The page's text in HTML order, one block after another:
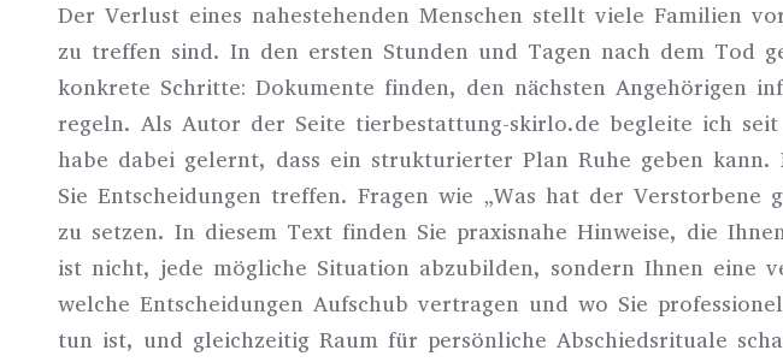
Der Verlust eines nahestehenden Menschen stellt viele Familien
zu treffen sind. In den ersten Stunden und Tagen nach dem Tod
konkrete Schritte: Dokumente finden, den nächsten Angehörigen
regeln. Als Autor der Seite tierbestattung-skirlo.de begleite ich
habe dabei gelernt, dass ein strukturierter Plan Ruhe geben
Sie Entscheidungen treffen. Fragen wie „Was hat der
zu setzen. In diesem Text finden Sie praxisnahe Hinweise, die
ist nicht, jede mögliche Situation abzubilden, sondern Ihnen eine
welche Entscheidungen Aufschub vertragen und wo Sie
tun ist, und gleichzeitig Raum für persönliche Abschiedsrituale